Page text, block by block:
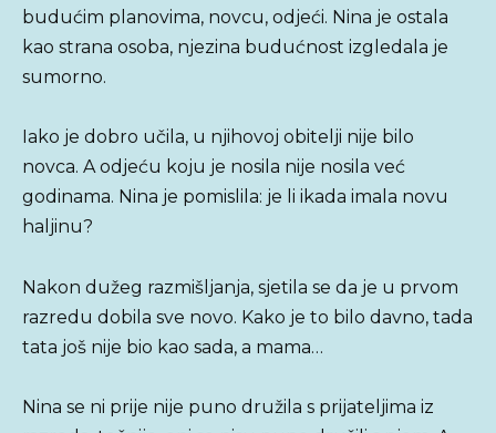
budućim planovima, novcu, odjeći. Nina je ostala
kao strana osoba, njezina budućnost izgledala je
sumorno.
Iako je dobro učila, u njihovoj obitelji nije bilo
novca. A odjeću koju je nosila nije nosila već
godinama. Nina je pomislila: je li ikada imala novu
haljinu?
Nakon dužeg razmišljanja, sjetila se da je u prvom
razredu dobila sve novo. Kako je to bilo davno, tada
tata još nije bio kao sada, a mama…
Nina se ni prije nije puno družila s prijateljima iz